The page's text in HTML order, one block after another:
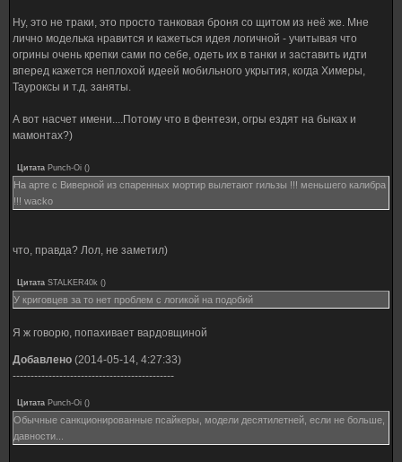
Ну, это не траки, это просто танковая броня со щитом из неё же. Мне
лично моделька нравится и кажеться идея логичной - учитывая что
огрины очень крепки сами по себе, одеть их в танки и заставить идти
вперед кажется неплохой идеей мобильного укрытия, когда Химеры,
Тауроксы и т.д. заняты.
А вот насчет имени....Потому что в фентези, огры ездят на быках и
мамонтах?)
Цитата Punch-Oi ()
На арте с Виверной из спаренных мортир вылетают гильзы !!! меньшего калибра
!!! wacko
что, правда? Лол, не заметил)
Цитата STALKER40k ()
У криговцев за то нет проблем с логикой на подобий
Я ж говорю, попахивает вардовщиной
Добавлено (2014-05-14, 4:27:33)
---------------------------------------------
Цитата Punch-Oi ()
Обычные санкционированные псайкеры, модели десятилетней, если не больше,
давности...